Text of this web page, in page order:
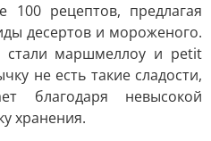
100 рецептов, предлагая
десертов и мороженого.
стали маршмеллоу и petit
не есть такие сладости,
благодаря невысокой
хранения.